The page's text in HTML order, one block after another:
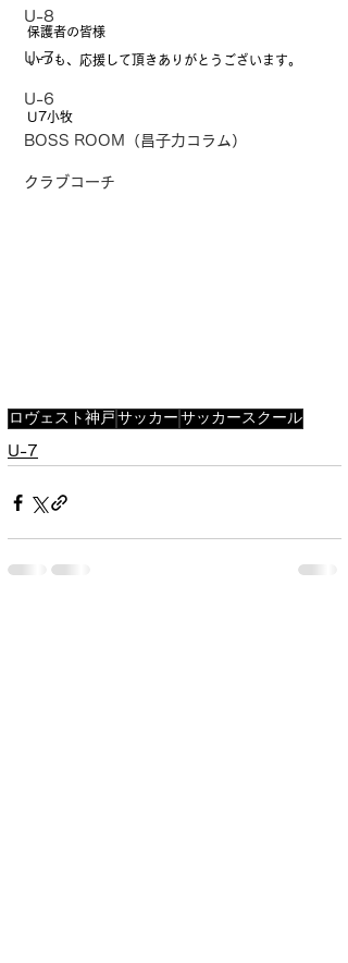
U-8
U-7
U-6
BOSS ROOM（昌子力コラム）
クラブコーチ
保護者の皆様
いつも、応援して頂きありがとうございます。
U7小牧
ロヴェスト神戸サッカーサッカースクール
U-7